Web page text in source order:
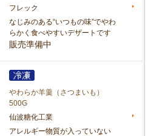
フレック
なじみのある“いつもの味”でやわ
らかく食べやすいデザートです
販売準備中
やわらか羊羹（さつまいも）
500G
仙波糖化工業
アレルギー物質が入っていない